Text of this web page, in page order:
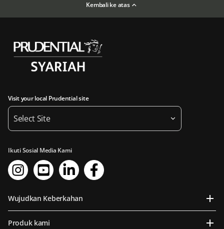
Kembali ke atas
Visit your local Prudential site
Select Site
Ikuti Sosial Media Kami
Wujudkan Keberkahan
Produk kami